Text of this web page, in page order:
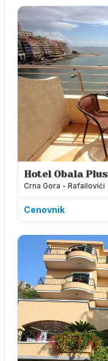
Hotel Obala Plus
Crna Gora - Rafailovići
Cenovnik